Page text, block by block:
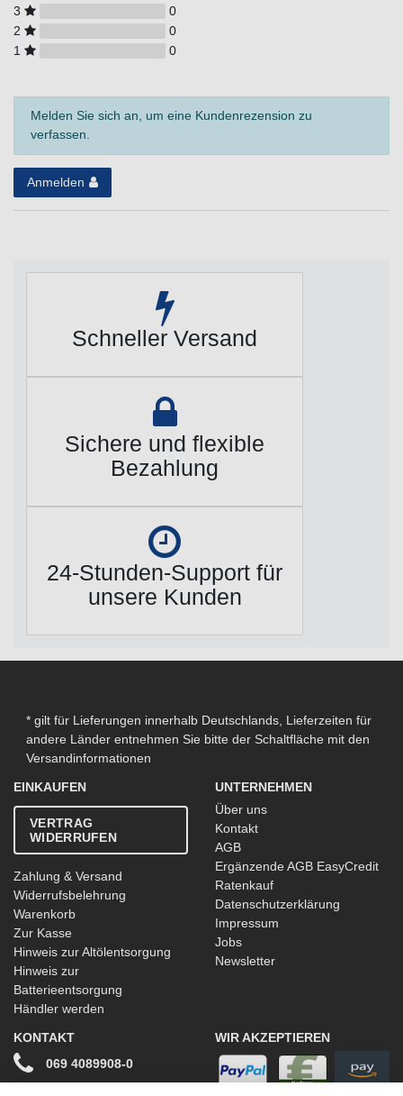
3
0
2
0
1
0
Melden Sie sich an, um eine Kundenrezension zu
verfassen.
Anmelden
Schneller Versand
Sichere und flexible
Bezahlung
24-Stunden-Support für
unsere Kunden
* gilt für Lieferungen innerhalb Deutschlands, Lieferzeiten für
andere Länder entnehmen Sie bitte der Schaltfläche mit den
Versandinformationen
EINKAUFEN
VERTRAG
WIDERRUFEN
Zahlung & Versand
Widerrufsbelehrung
Warenkorb
Zur Kasse
Hinweis zur Altölentsorgung
Hinweis zur
Batterieentsorgung
Händler werden
UNTERNEHMEN
Über uns
Kontakt
AGB
Ergänzende AGB EasyCredit
Ratenkauf
Datenschutzerklärung
Impressum
Jobs
Newsletter
KONTAKT
069 4089908-0
WIR AKZEPTIEREN